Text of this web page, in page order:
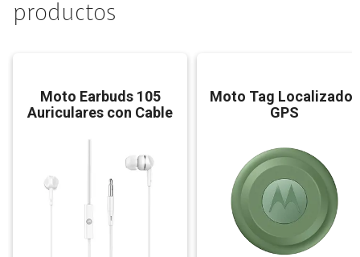
productos
Moto Earbuds 105
Auriculares con Cable
Moto Tag Localizador
GPS